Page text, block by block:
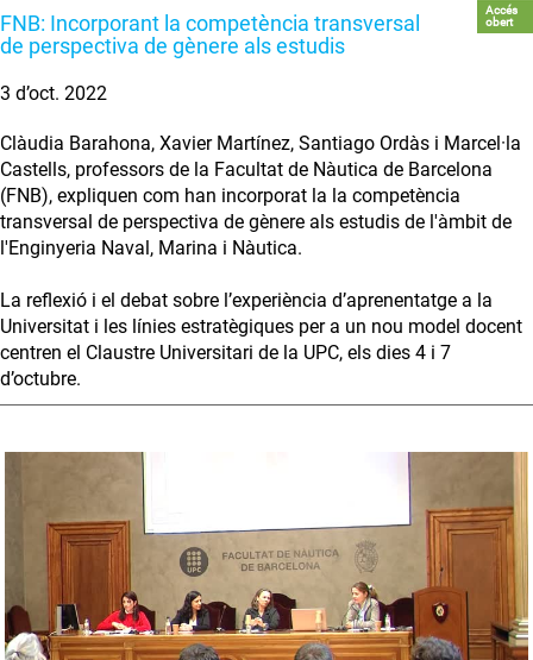
FNB: Incorporant la competència transversal
de perspectiva de gènere als estudis
Accés
obert
3 d’oct. 2022
Clàudia Barahona, Xavier Martínez, Santiago Ordàs i Marcel·la
Castells, professors de la Facultat de Nàutica de Barcelona
(FNB), expliquen com han incorporat la la competència
transversal de perspectiva de gènere als estudis de l'àmbit de
l'Enginyeria Naval, Marina i Nàutica.
La reflexió i el debat sobre l’experiència d’aprenentatge a la
Universitat i les línies estratègiques per a un nou model docent
centren el Claustre Universitari de la UPC, els dies 4 i 7
d’octubre.